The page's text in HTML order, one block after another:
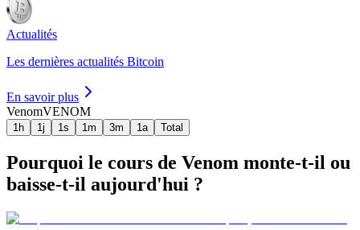
Actualités
Les dernières actualités Bitcoin
En savoir plus
VenomVENOM
1h 1j 1s 1m 3m 1a Total
Pourquoi le cours de Venom monte-t-il ou
baisse-t-il aujourd'hui ?